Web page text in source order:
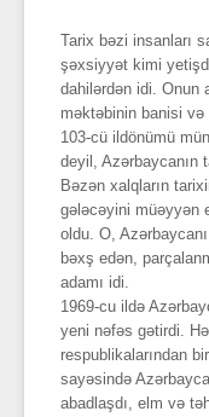
Tarix bəzi insanları
şəxsiyyət kimi
dahilərdən idi. Onun
məktəbinin banisi
103-cü ildönümü
deyil, Azərbaycanın
Bəzən xalqların
gələcəyini müəyyən
oldu. O,
bəxş edən,
adamı idi.
1969-cu ildə
yeni nəfəs gətirdi.
respublikalarından
sayəsində
abadlaşdı, elm və